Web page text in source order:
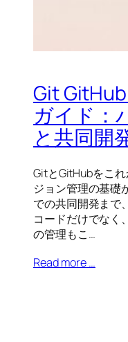
Git
ガイド：
と共同開
GitとGitHubをこ
ジョン管理の基礎
での共同開発まで
コードだけでなく
の管理もこ…
Read more …